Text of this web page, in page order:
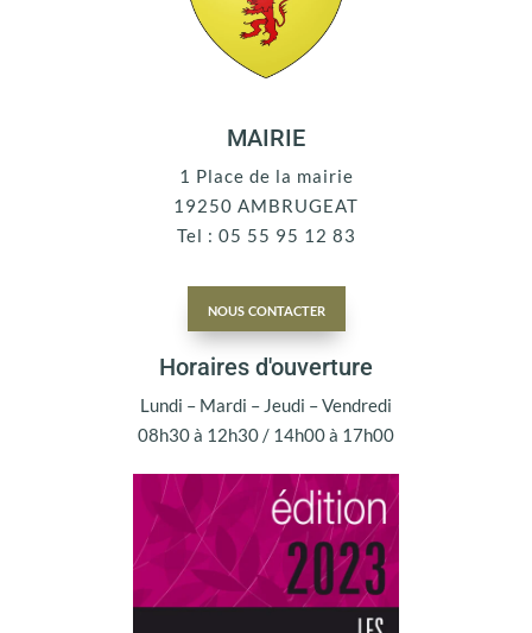
MAIRIE
1 Place de la mairie
19250 AMBRUGEAT
Tel : 05 55 95 12 83
nous contacter
Horaires d'ouverture
Lundi – Mardi – Jeudi – Vendredi
08h30 à 12h30 / 14h00 à 17h00